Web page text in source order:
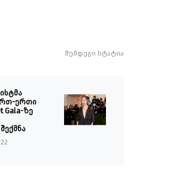
შემდეგი სტატია
ერთი
Gala-ზე